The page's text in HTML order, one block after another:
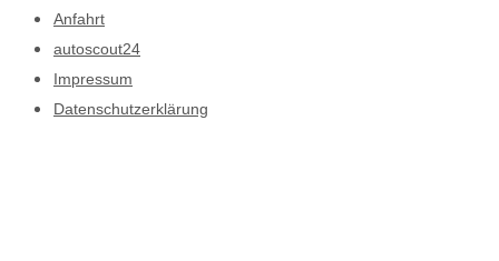
Anfahrt
autoscout24
Impressum
Datenschutzerklärung